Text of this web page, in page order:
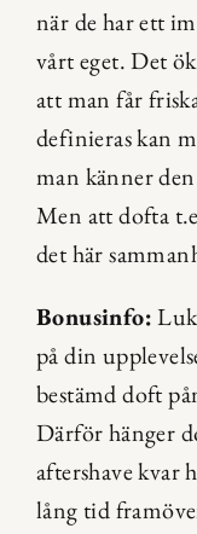
när de har ett
vårt eget. Det
att man får
definieras kan
man känner
Men att dofta
det här
Bonusinfo:
på din
bestämd doft
Därför hänger
aftershave kvar
lång tid